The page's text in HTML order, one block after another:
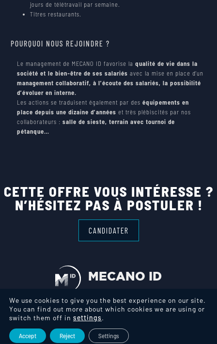
jours de télétravail par semaine.
Titres restaurants.
POURQUOI NOUS REJOINDRE ?
Le management de MECANO ID favorise laqualité de vie dans la
société et le bien-être de ses salariés avec la mise en place d’un
management collaboratif, à l’écoute des salariés, la possibilité
d’évoluer en interne.
Les actions se traduisent également par des équipements en
place depuis une dizaine d’années et très plébiscités par nos
collaborateurs :salle de sieste, terrain avec tournoi de
pétanque…
CETTE OFFRE VOUS INTÉRESSE ?
N’HÉSITEZ PAS À POSTULER !
CANDIDATER
MECANO ID
We use cookies to give you the best experience on our site.
You can find out more about which cookies we are using or
switch them off in settings.
Accept Reject Settings